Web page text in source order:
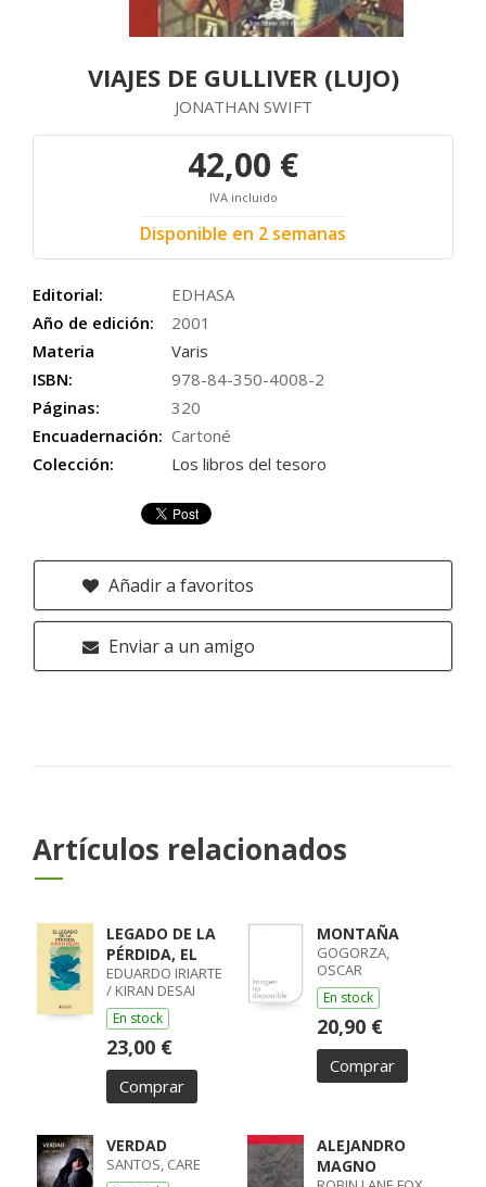
VIAJES DE GULLIVER (LUJO)
JONATHAN SWIFT
42,00 €
IVA incluido
Disponible en 2 semanas
Editorial:
EDHASA
Año de edición:
2001
Materia
Varis
ISBN:
978-84-350-4008-2
Páginas:
320
Encuadernación: Cartoné
Colección:
Los libros del tesoro
Añadir a favoritos
Enviar a un amigo
Artículos relacionados
LEGADO DE LA
PÉRDIDA, EL
EDUARDO IRIARTE
/ KIRAN DESAI
En stock
23,00 €
Comprar
MONTAÑA
GOGORZA,
OSCAR
En stock
20,90 €
Comprar
VERDAD
SANTOS, CARE
ALEJANDRO
MAGNO